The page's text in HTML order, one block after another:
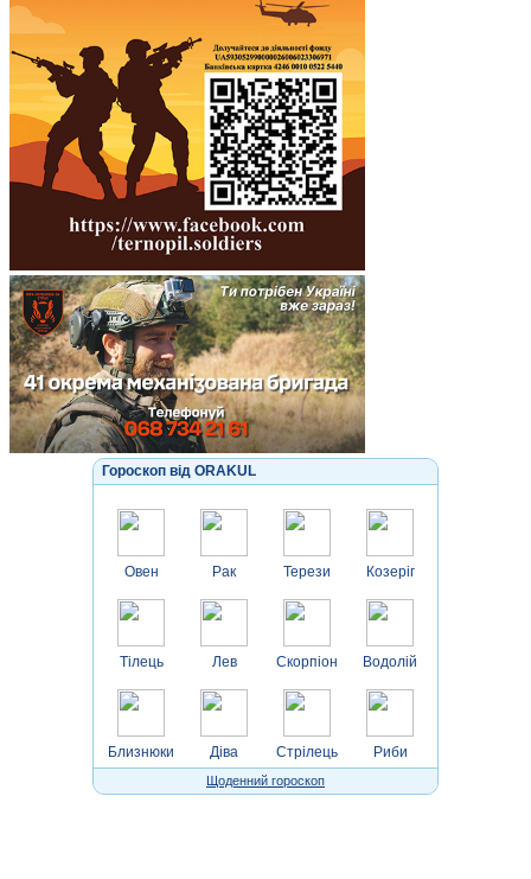
Гороскоп від ORAKUL
Овен
Тілець
Близнюки
Рак
Лев
Діва
Терези
Скорпіон
Стрілець
Козеріг
Водолій
Риби
Щоденний гороскоп